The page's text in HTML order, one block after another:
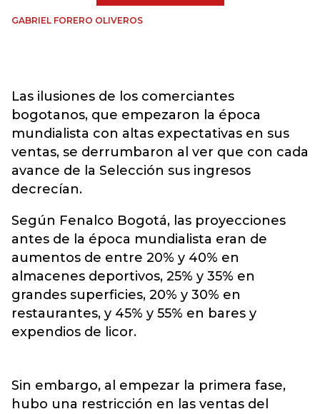
GABRIEL FORERO OLIVEROS
Las ilusiones de los comerciantes
bogotanos, que empezaron la época
mundialista con altas expectativas en sus
ventas, se derrumbaron al ver que con cada
avance de la Selección sus ingresos
decrecían.
Según Fenalco Bogotá, las proyecciones
antes de la época mundialista eran de
aumentos de entre 20% y 40% en
almacenes deportivos, 25% y 35% en
grandes superficies, 20% y 30% en
restaurantes, y 45% y 55% en bares y
expendios de licor.
Sin embargo, al empezar la primera fase,
hubo una restricción en las ventas del